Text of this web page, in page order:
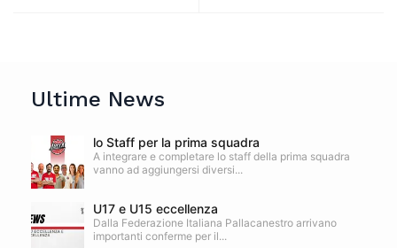
Ultime News
lo Staff per la prima squadra
A integrare e completare lo staff della prima squadra
vanno ad aggiungersi diversi...
U17 e U15 eccellenza
Dalla Federazione Italiana Pallacanestro arrivano
importanti conferme per il...